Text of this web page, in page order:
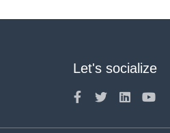
Let's socialize